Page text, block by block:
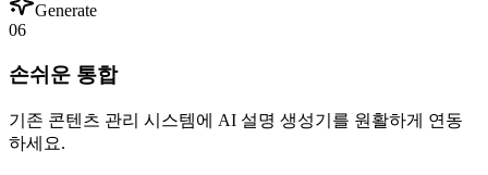
Generate
06
손쉬운 통합
기존 콘텐츠 관리 시스템에 AI 설명 생성기를 원활하게 연동
하세요.